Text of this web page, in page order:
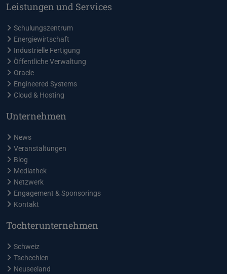
Leistungen und Services
Schulungszentrum
Energiewirtschaft
Industrielle Fertigung
Öffentliche Verwaltung
Oracle
Engineered Systems
Cloud & Hosting
Unternehmen
News
Veranstaltungen
Blog
Mediathek
Netzwerk
Engagement & Sponsorings
Kontakt
Tochterunternehmen
Schweiz
Tschechien
Neuseeland